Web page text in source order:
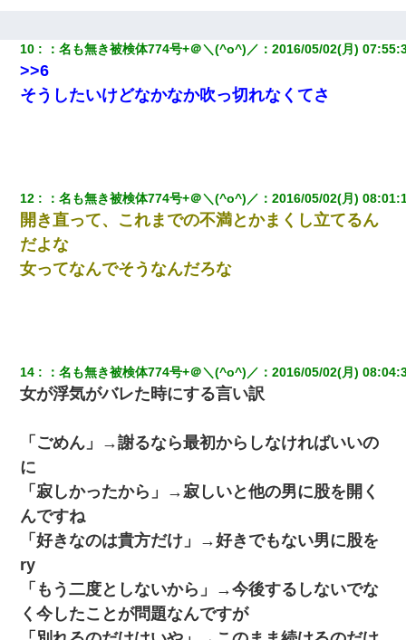
（あまりにも希望通り）
さっき嫁から、「愛しています」ってメールが届いた。俺も「愛
10 ：名も無き被検体774号+＠＼(^o^)／ ：2016/05/02(月)
>>6
そうしたいけどなかなか吹っ切れなくてさ
12 ：名も無き被検体774号+＠＼(^o^)／ ：2016/05/02(月)
開き直って、これまでの不満とかまくし立てるん
だよな
女ってなんでそうなんだろな
14 ：名も無き被検体774号+＠＼(^o^)／ ：2016/05/02(月)
女が浮気がバレた時にする言い訳
「ごめん」→謝るなら最初からしなければいいの
に
「寂しかったから」→寂しいと他の男に股を開く
んですね
「好きなのは貴方だけ」→好きでもない男に股を
ry
「もう二度としないから」→今後するしないでな
く今したことが問題なんですが